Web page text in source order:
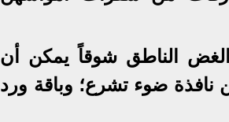
الناطق شوقاً يمكن أن
نافذة ضوء تشرع؛ وباقة ورد